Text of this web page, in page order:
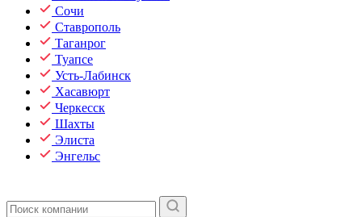
Сочи
Ставрополь
Таганрог
Туапсе
Усть-Лабинск
Хасавюрт
Черкесск
Шахты
Элиста
Энгельс